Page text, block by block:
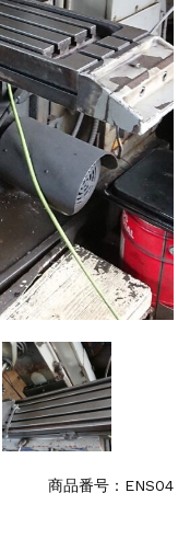
商品番号： ENS04